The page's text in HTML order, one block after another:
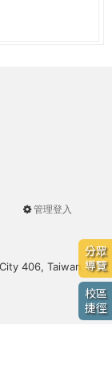
分眾
導覽
校區
捷徑
User
管理登入
406, Taiwan